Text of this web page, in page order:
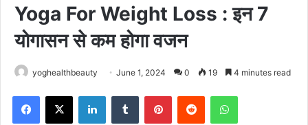
Yoga For Weight Loss : इन 7
योगासन से कम होगा वजन
yoghealthbeauty June 1, 2024 0 19 4 minutes read
Facebook
X LinkedInTumblr PinterestReddit WhatsApp